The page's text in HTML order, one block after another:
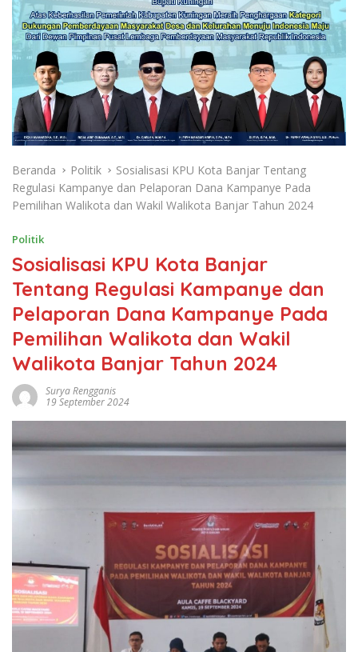
Beranda Politik
Sosialisasi KPU Kota Banjar Tentang
Regulasi Kampanye dan Pelaporan Dana Kampanye Pada
Pemilihan Walikota dan Wakil Walikota Banjar Tahun 2024
Politik
Sosialisasi KPU Kota Banjar
Tentang Regulasi Kampanye dan
Pelaporan Dana Kampanye Pada
Pemilihan Walikota dan Wakil
Walikota Banjar Tahun 2024
Surya Rengganis
19 September 2024